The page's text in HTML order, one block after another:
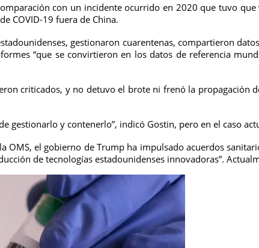
con un incidente ocurrido en 2020 que tuvo
COVID-19 fuera de China.
gestionaron cuarentenas, compartieron
“que se convirtieron en los datos de referencia
criticados, y no detuvo el brote ni frenó la propagación
gestionarlo y contenerlo”, indicó Gostin, pero en el caso
OMS, el gobierno de Trump ha impulsado acuerdos
de tecnologías estadounidenses innovadoras”.